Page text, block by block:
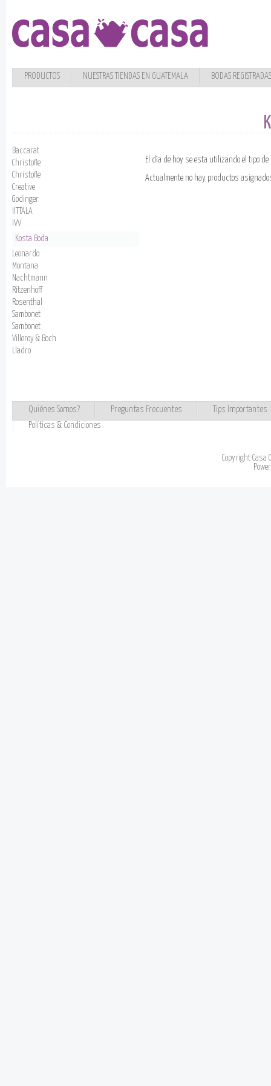
PRODUCTOS NUESTRAS TIENDAS EN GUATEMALA BODAS REGISTRADAS
Baccarat
Christofle
Christofle
Creative
Godinger
IITTALA
IVV
Kosta Boda
Leonardo
Montana
Nachtmann
Ritzenhoff
Rosenthal
Sambonet
Sambonet
Villeroy & Boch
Lladro
El día de hoy se esta utilizando el tipo
Actualmente no hay productos
Quiénes Somos? Preguntas Frecuentes
Tips Importantes
Políticas & Condiciones
Copyright Casa